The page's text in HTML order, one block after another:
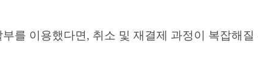
를 이용했다면, 취소 및 재결제 과정이 복잡해